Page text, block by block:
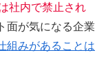
社内で禁止され
面が気になる企業
組みがあることは